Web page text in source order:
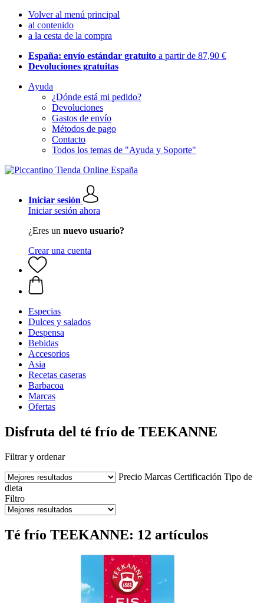
Volver al menú principal
al contenido
a la cesta de la compra
España: envío estándar gratuito a partir de 87,90 €
Devoluciones gratuitas
Ayuda
¿Dónde está mi pedido?
Devoluciones
Gastos de envío
Métodos de pago
Contacto
Todos los temas de "Ayuda y Soporte"
Iniciar sesión
Iniciar sesión ahora
¿Eres un nuevo usuario?
Crear una cuenta
Especias
Dulces y salados
Despensa
Bebidas
Accesorios
Asia
Recetas caseras
Barbacoa
Marcas
Ofertas
Disfruta del té frío de TEEKANNE
Filtrar y ordenar
Precio Marcas Certificación Tipo de
dieta
Filtro
Té frío TEEKANNE: 12 artículos